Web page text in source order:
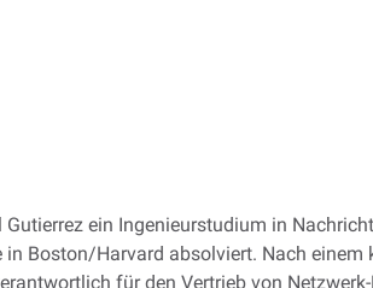
ein Ingenieurstudium in
Boston/Harvard absolviert. Nach
für den Vertrieb von